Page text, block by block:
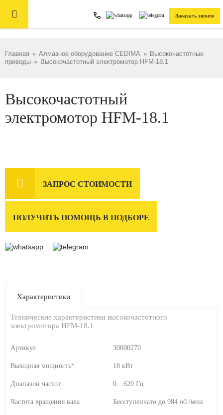
 Заказать звонок
Главная » Алмазное оборудование CEDIMA » Высокочастотные
приводы » Высокочастотный электромотор HFM-18.1
Высокочастотный
электромотор HFM-18.1
 ЗАПРОС СТОИМОСТИ
ПОЛУЧИТЬ ПОМОЩЬ В ПОДБОРЕ
Характеристики
Технические характеристики высокочастотного
электромотора HFM-18.1
Артикул 30000270
Выходная мощность* 18 кВт
Диапазон частот 0…620 Гц
Частота вращения вала Бесступенчато до 984 об./мин.